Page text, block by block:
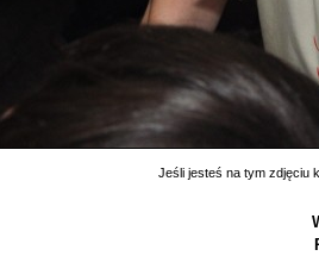
Jeśli jesteś na tym zdjęciu